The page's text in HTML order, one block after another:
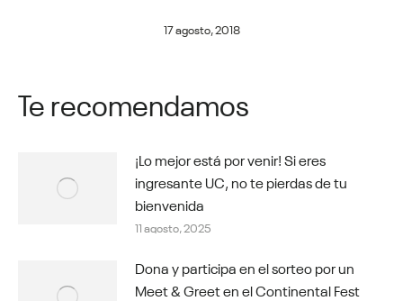
17 agosto, 2018
Te recomendamos
¡Lo mejor está por venir! Si eres
ingresante UC, no te pierdas de tu
bienvenida
11 agosto, 2025
Dona y participa en el sorteo por un
Meet & Greet en el Continental Fest